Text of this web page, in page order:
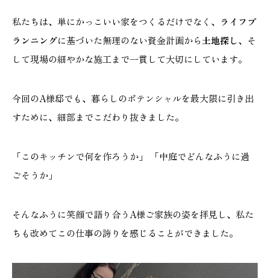
私たちは、単にかっこいい家をつくるだけでなく、
ライフプ
ランニングに基づいた無理のない資金計画から土地探し、そ
して現場の細やかな施工まで一貫して大切にしています。
今回のA様邸でも、暮らしのポテンシャルを最大限に引き出
すために、細部までこだわり抜きました。
「このキッチンで何を作ろうか」 「中庭でどんなふうに過
ごそうか」
そんなふうに笑顔で語り合うA様ご家族の姿を拝見し、私た
ちも改めてこの仕事の誇りを感じることができました。